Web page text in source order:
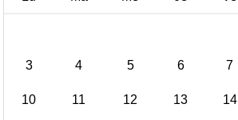
3 4 5 6 7
10 11 12 13 14